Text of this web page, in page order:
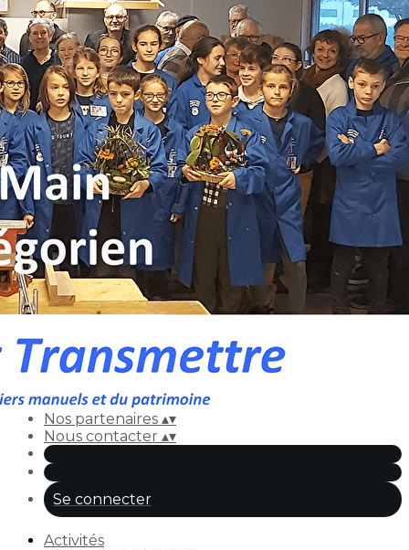
Exporter les lignes sélectionnées
Exporter toutes les colonnes
Exporter uniquement les colonnes affichées
Menu
<
>
Activités
Entrez dans l’atelier !
Ajoutez un logo, un bouton, des réseaux sociaux
Cliquez pour éditer
Accueil▴▾
Les activités proposées▴▾
Activités
On en parle....▴▾
Nos partenaires ▴▾
Nous contacter ▴▾
Se connecter
Activités